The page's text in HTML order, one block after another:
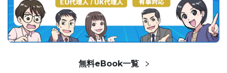
無料eBook一覧